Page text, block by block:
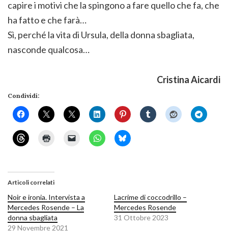
capire i motivi che la spingono a fare quello che fa, che
ha fatto e che farà…
Sì, perché la vita di Ursula, della donna sbagliata,
nasconde qualcosa…
Cristina Aicardi
Condividi:
Articoli correlati
Noir e ironia. Intervista a
Mercedes Rosende – La
donna sbagliata
29 Novembre 2021
Lacrime di coccodrillo –
Mercedes Rosende
31 Ottobre 2023